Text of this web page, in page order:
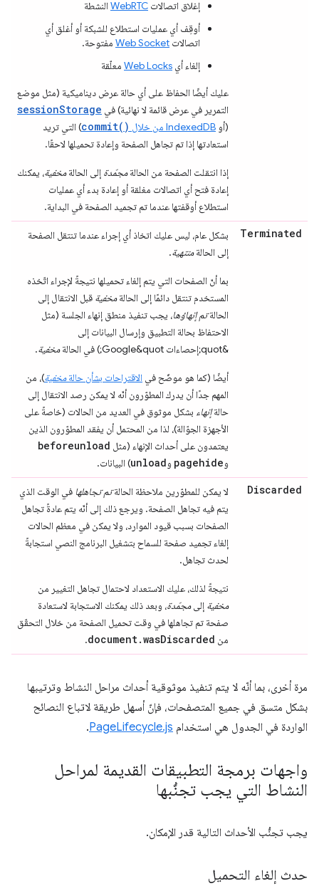
إغلاق اتصالات WebRTC النشطة
أوقِف أي عمليات استطلاع للشبكة أو أغلق أي
اتصالات Web Socket مفتوحة.
إلغاء أي Web Locks معلّقة
عليك أيضًا الحفاظ على أي حالة عرض ديناميكية (مثل موضع
التمرير في عرض قائمة لا نهائية) في sessionStorage
(أو IndexedDB من خلال commit()) التي تريد
استعادتها إذا تم تجاهل الصفحة وإعادة تحميلها لاحقًا.
إذا انتقلت الصفحة من الحالةمجمّدة إلى الحالةمخفية، يمكنك
إعادة فتح أي اتصالات مغلقة أو إعادة بدء أي عمليات
استطلاع أوقفتها عندما تم تجميد الصفحة في البداية.
Terminated
بشكل عام، ليس عليك اتخاذ أي إجراء عندما تنتقل الصفحة
إلى الحالةمنتهية.
بما أنّ الصفحات التي يتم إلغاء تحميلها نتيجةً لإجراء اتّخذه
المستخدم تنتقل دائمًا إلى الحالةمخفية قبل الانتقال إلى
الحالةتم إنهاؤها، يجب تنفيذ منطق إنهاء الجلسة (مثل
الاحتفاظ بحالة التطبيق وإرسال البيانات إلى
&quot;إحصاءات Google&quot;) في الحالة
مخفية.
أيضًا (كما هو موضّح في الاقتراحات بشأن حالةمخفية)، من
المهم جدًا أن يدرك المطوّرون أنّه لا يمكن رصد الانتقال إلى
حالةإنهاء بشكل موثوق في العديد من الحالات (خاصةً على
الأجهزة الجوّالة)، لذا من المحتمل أن يفقد المطوّرون الذين
يعتمدون على أحداث الإنهاء (مثل beforeunload
وpagehide وunload) البيانات.
Discarded لا يمكن للمطوّرين ملاحظة الحالةتم تجاهلها في الوقت الذي
يتم فيه تجاهل الصفحة. ويرجع ذلك إلى أنّه يتم عادةً تجاهل
الصفحات بسبب قيود الموارد، ولا يمكن في معظم الحالات
إلغاء تجميد صفحة للسماح بتشغيل البرنامج النصي استجابةً
لحدث تجاهل.
نتيجةً لذلك، عليك الاستعداد لاحتمال تجاهل التغيير من
مخفية إلىمجمّدة، وبعد ذلك يمكنك الاستجابة لاستعادة
صفحة تم تجاهلها في وقت تحميل الصفحة من خلال التحقّق
من document.wasDiscarded
.
مرة أخرى، بما أنّه لا يتم تنفيذ موثوقية أحداث مراحل النشاط وترتيبها
بشكل متسق في جميع المتصفحات، فإنّ أسهل طريقة لاتباع النصائح
الواردة في الجدول هي استخدام PageLifecycle.js
.
واجهات برمجة التطبيقات القديمة لمراحل
النشاط التي يجب تجنُّبها
يجب تجنُّب الأحداث التالية قدر الإمكان.
حدث إلغاء التحميل